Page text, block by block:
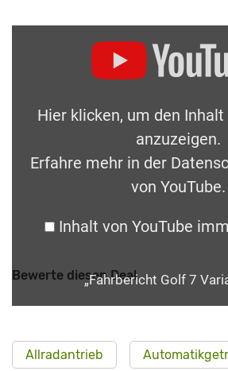
Hier klicken, um den Inhalt
anzuzeigen.
Erfahre mehr in der
von YouTube.
Inhalt von YouTube
„Fahrbericht Golf 7
Bewerte diesen Deal
Allradantrieb